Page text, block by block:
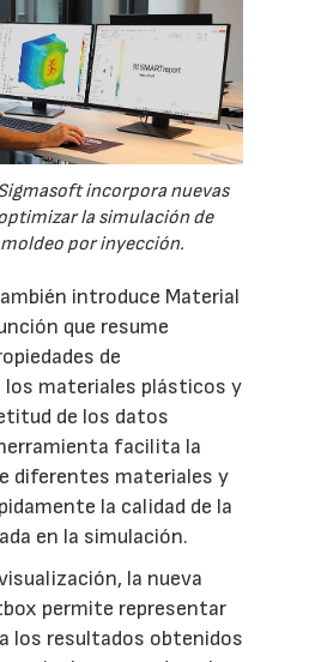
incorpora nuevas
la simulación de
por inyección.
introduce Material
que resume
de
los materiales plásticos y
de los datos
facilita la
diferentes materiales y
la calidad de la
en la simulación.
la nueva
permite representar
los resultados obtenidos